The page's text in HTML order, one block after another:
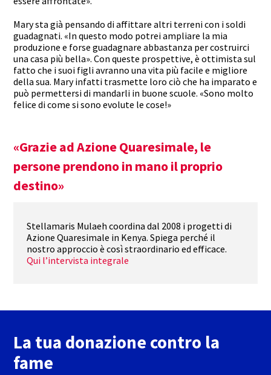
Mary sta già pensando di affittare altri terreni con i soldi
guadagnati. «In questo modo potrei ampliare la mia
produzione e forse guadagnare abbastanza per costruirci
una casa più bella». Con queste prospettive, è ottimista sul
fatto che i suoi figli avranno una vita più facile e migliore
della sua. Mary infatti trasmette loro ciò che ha imparato e
può permettersi di mandarli in buone scuole. «Sono molto
felice di come si sono evolute le cose!»
«Grazie ad Azione Quaresimale, le
persone prendono in mano il proprio
destino»
Stellamaris Mulaeh coordina dal 2008 i progetti di
Azione Quaresimale in Kenya. Spiega perché il
nostro approccio è così straordinario ed efficace.
Qui l’intervista integrale
La tua donazione contro la
fame